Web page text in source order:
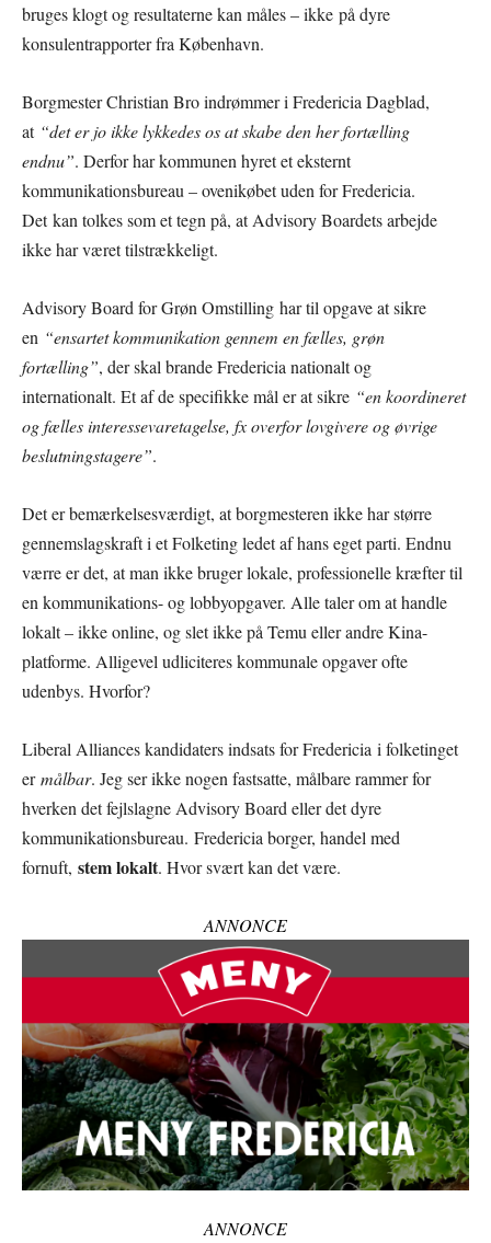
bruges klogt og resultaterne kan måles – ikke på dyre
konsulentrapporter fra København.
Borgmester Christian Bro indrømmer i Fredericia Dagblad,
at “det er jo ikke lykkedes os at skabe den her fortælling
endnu”. Derfor har kommunen hyret et eksternt
kommunikationsbureau – ovenikøbet uden for Fredericia.
Det kan tolkes som et tegn på, at Advisory Boardets arbejde
ikke har været tilstrækkeligt.
Advisory Board for Grøn Omstilling har til opgave at sikre
en “ensartet kommunikation gennem en fælles, grøn
fortælling”, der skal brande Fredericia nationalt og
internationalt. Et af de specifikke mål er at sikre “en koordineret
og fælles interessevaretagelse, fx overfor lovgivere og øvrige
beslutningstagere”.
Det er bemærkelsesværdigt, at borgmesteren ikke har større
gennemslagskraft i et Folketing ledet af hans eget parti. Endnu
værre er det, at man ikke bruger lokale, professionelle kræfter til
en kommunikations- og lobbyopgaver. Alle taler om at handle
lokalt – ikke online, og slet ikke på Temu eller andre Kina-
platforme. Alligevel udliciteres kommunale opgaver ofte
udenbys. Hvorfor?
Liberal Alliances kandidaters indsats for Fredericia i folketinget
ermålbar. Jeg ser ikke nogen fastsatte, målbare rammer for
hverken det fejlslagne Advisory Board eller det dyre
kommunikationsbureau. Fredericia borger, handel med
fornuft, stem lokalt. Hvor svært kan det være.
ANNONCE
ANNONCE